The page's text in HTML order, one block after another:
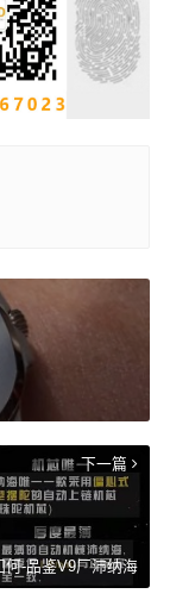
下一篇
何-品鉴V9厂沛纳海